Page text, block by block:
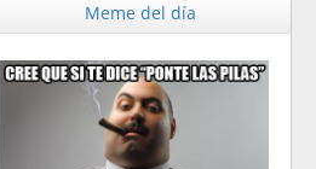
Meme del día